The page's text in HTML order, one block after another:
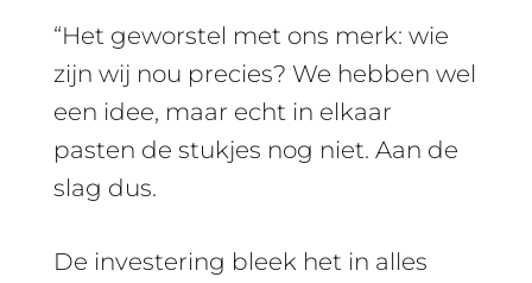
“Het geworstel met ons merk: wie
zijn wij nou precies? We hebben wel
een idee, maar echt in elkaar
pasten de stukjes nog niet. Aan de
slag dus.
De investering bleek het in alles